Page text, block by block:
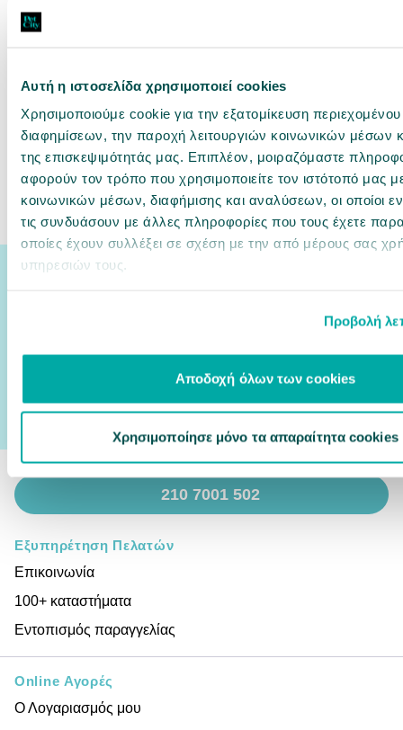
Αυτή η ιστοσελίδα χρησιμοποιεί cookies
Χρησιμοποιούμε cookie για την εξατομίκευση περιεχομένου
διαφημίσεων, την παροχή λειτουργιών κοινωνικών μέσων
της επισκεψιμότητάς μας. Επιπλέον, μοιραζόμαστε
αφορούν τον τρόπο που χρησιμοποιείτε τον ιστότοπό μας
κοινωνικών μέσων, διαφήμισης και αναλύσεων, οι οποίοι
τις συνδυάσουν με άλλες πληροφορίες που τους έχετε
οποίες έχουν συλλέξει σε σχέση με την από μέρους σας
υπηρεσιών τους.
Προβολή
Αποδοχή όλων των cookies
Χρησιμοποίησε μόνο τα απαραίτητα cookies
4,26 €
21.85€ / kg 21.29€ / kg
Δες εδώ πρώτος ο,τι νέο έρχεται στο PetCity και όλες τις αποκλειστικές
Email
εγγραφή
Συμφωνώ με τηνΠολιτική Απορρήτου
210 7001 502
Εξυπηρέτηση Πελατών
Επικοινωνία
100+ καταστήματα
Εντοπισμός παραγγελίας
Online Αγορές
Ο Λογαριασμός μου